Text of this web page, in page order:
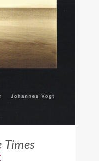
Times